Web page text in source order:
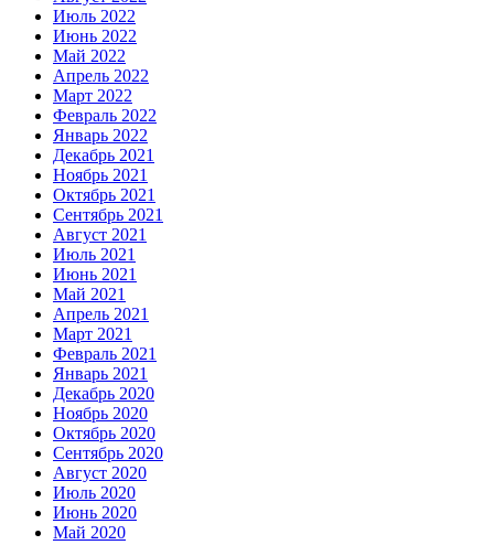
Июль 2022
Июнь 2022
Май 2022
Апрель 2022
Март 2022
Февраль 2022
Январь 2022
Декабрь 2021
Ноябрь 2021
Октябрь 2021
Сентябрь 2021
Август 2021
Июль 2021
Июнь 2021
Май 2021
Апрель 2021
Март 2021
Февраль 2021
Январь 2021
Декабрь 2020
Ноябрь 2020
Октябрь 2020
Сентябрь 2020
Август 2020
Июль 2020
Июнь 2020
Май 2020